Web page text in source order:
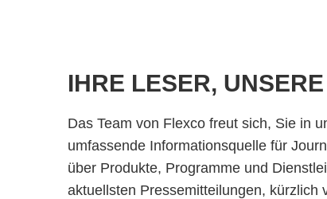
IHRE LESER,
Das Team von Flexco freut sich, Sie in
umfassende Informationsquelle für
über Produkte, Programme und
aktuellsten Pressemitteilungen, kürzlich